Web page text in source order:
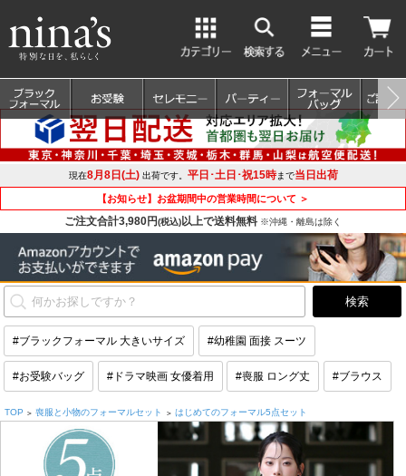
現在8月8日(土)出荷です。 平日･土日･祝15時まで当日出荷
【お知らせ】お盆期間中の営業時間について ＞
ご注文合計3,980円(税込)以上で送料無料 ※沖縄・離島は除く
#ブラックフォーマル 大きいサイズ #幼稚園 面接 スーツ
#お受験バッグ #ドラマ映画 女優着用 #喪服 ロング丈 #ブラウス
TOP > 喪服と小物のフォーマルセット > はじめてのフォーマル5点セット